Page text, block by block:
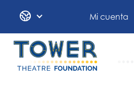
Mi cuenta